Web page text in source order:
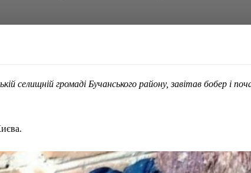
селищній громаді Бучанського району, завітав бобер і